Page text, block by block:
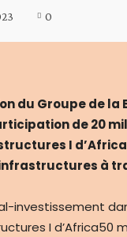
0
du Groupe de
de 20
I
à
investissement
I d’Africa50